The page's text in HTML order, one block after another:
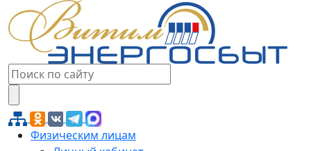
Физическим лицам